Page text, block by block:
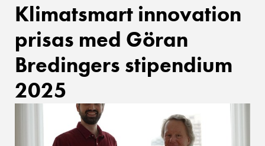
Klimatsmart innovation
prisas med Göran
Bredingers stipendium
2025